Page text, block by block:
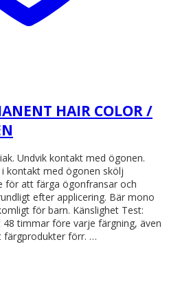
HAIR COLOR /
Undvik kontakt med ögonen.
kontakt med ögonen skölj
för att färga ögonfransar och
efter applicering. Bär mono
för barn. Känslighet Test:
timmar före varje färgning, även
färgprodukter förr. …